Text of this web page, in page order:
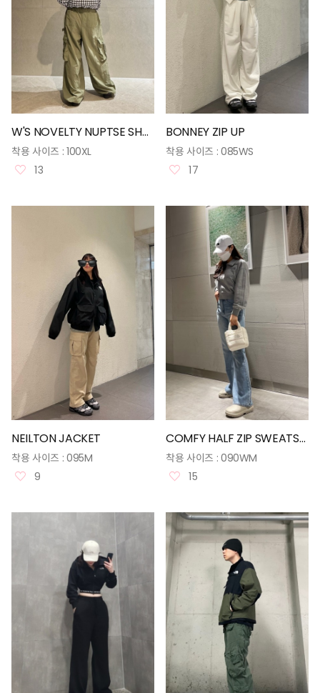
W'S NOVELTY NUPTSE SHORT JACKET
착용 사이즈 : 100XL
13
BONNEY ZIP UP
착용 사이즈 : 085WS
17
NEILTON JACKET
착용 사이즈 : 095M
9
COMFY HALF ZIP SWEATSHIRTS
착용 사이즈 : 090WM
15